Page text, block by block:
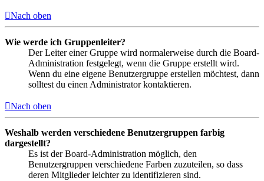
Nach oben
Wie werde ich Gruppenleiter?
Der Leiter einer Gruppe wird normalerweise durch die Board-
Administration festgelegt, wenn die Gruppe erstellt wird.
Wenn du eine eigene Benutzergruppe erstellen möchtest, dann
solltest du einen Administrator kontaktieren.
Nach oben
Weshalb werden verschiedene Benutzergruppen farbig
dargestellt?
Es ist der Board-Administration möglich, den
Benutzergruppen verschiedene Farben zuzuteilen, so dass
deren Mitglieder leichter zu identifizieren sind.